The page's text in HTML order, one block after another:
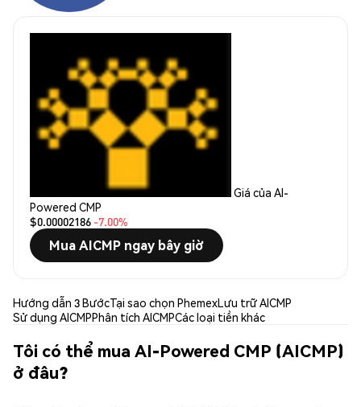
Giá của AI-
Powered CMP
$0.00002186 -7.00%
Mua AICMP ngay bây giờ
Hướng dẫn 3 BướcTại sao chọn PhemexLưu trữ AICMP
Sử dụng AICMPPhân tích AICMPCác loại tiền khác
Tôi có thể mua AI-Powered CMP (AICMP)
ở đâu?